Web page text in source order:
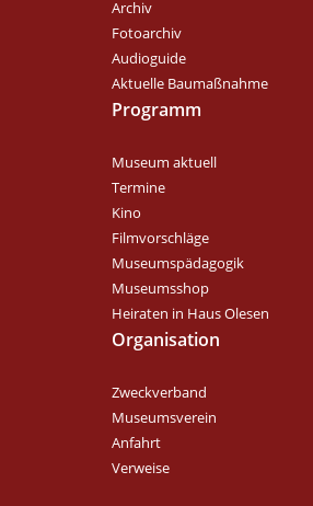
Archiv
Fotoarchiv
Audioguide
Aktuelle Baumaßnahme
Programm
Museum aktuell
Termine
Kino
Filmvorschläge
Museumspädagogik
Museumsshop
Heiraten in Haus Olesen
Organisation
Zweckverband
Museumsverein
Anfahrt
Verweise